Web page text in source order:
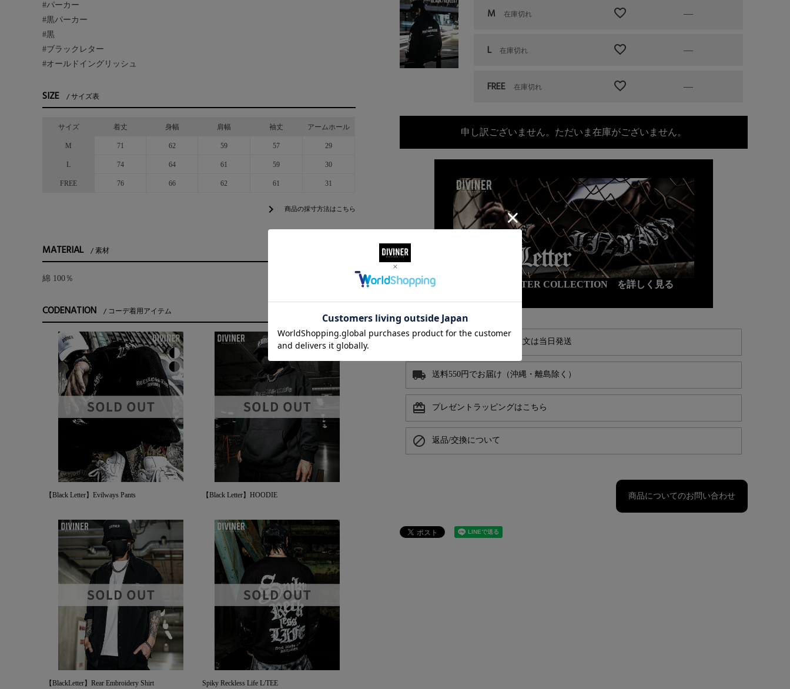
#パーカー
#黒パーカー
#黒
#ブラックレター
#オールドイングリッシュ
SIZE サイズ表
サイズ 着丈 身幅 肩幅 袖丈 アームホール
M 71 62 59 57 29
L 74 64 61 59 30
FREE 76 66 62 61 31
chevron_right 商品の採寸方法はこちら
MATERIAL 素材
綿 100％
CODENATION コーデ着用アイテム
【Black Letter】Evilways Pants 【Black Letter】HOODIE
【BlackLetter】Rear Embroidery Shirt Spiky Reckless Life L/TEE
M 在庫切れ —
L 在庫切れ —
FREE 在庫切れ —
申し訳ございません。ただいま在庫がございません。
BLACK LETTER COLLECTION を詳しく見る
alarm 平日お昼13時までのご注文は当日発送
local_shipping 送料550円でお届け（沖縄・離島除く）
card_giftcard プレゼントラッピングはこちら
block 返品/交換について
商品についてのお問い合わせ